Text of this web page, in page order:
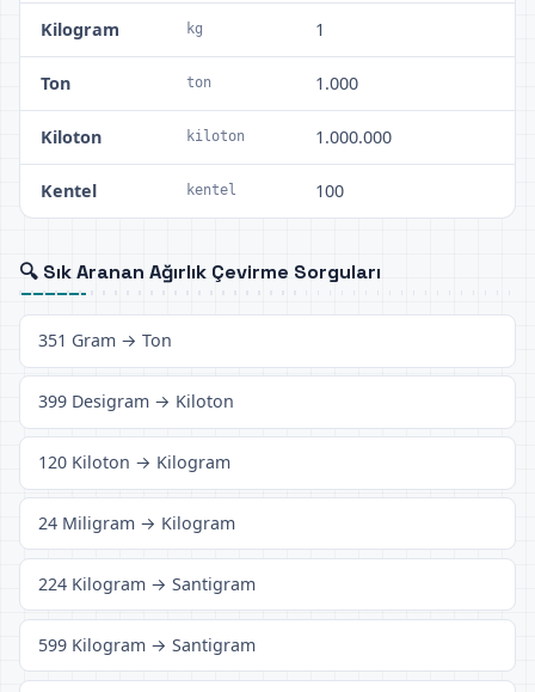
Kilogram kg 1
Ton ton 1.000
Kiloton kiloton 1.000.000
Kentel kentel 100
🔍 Sık Aranan Ağırlık Çevirme Sorguları
351 Gram → Ton
399 Desigram → Kiloton
120 Kiloton → Kilogram
24 Miligram → Kilogram
224 Kilogram → Santigram
599 Kilogram → Santigram